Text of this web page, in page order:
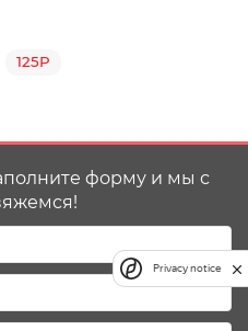
125P
форму и мы с
Privacy notice